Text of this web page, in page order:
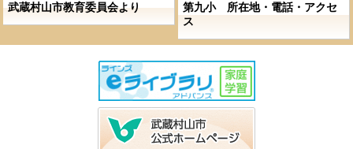
武蔵村山市教育委員会より
第九小 所在地・電話・アクセ
ス